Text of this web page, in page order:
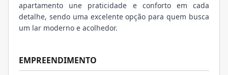
apartamento une praticidade e conforto em cada
detalhe, sendo uma excelente opção para quem busca
um lar moderno e acolhedor.
EMPREENDIMENTO